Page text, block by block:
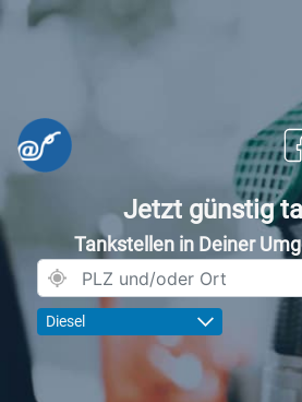
Jetzt günstig
Tankstellen in Deiner
Diesel